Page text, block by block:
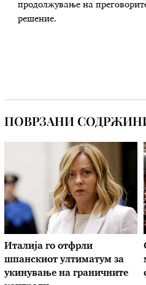
продолжување на
решение.
ПОВРЗАНИ
Италија го отфрли
шпанскиот ултиматум за
укинување на граничните